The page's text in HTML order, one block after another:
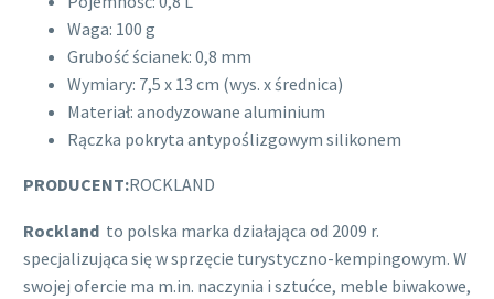
Waga: 100 g
Grubość ścianek: 0,8 mm
Wymiary: 7,5 x 13 cm (wys. x średnica)
Materiał: anodyzowane aluminium
Rączka pokryta antypoślizgowym silikonem
PRODUCENT:ROCKLAND
Rockland to polska marka działająca od 2009 r.
specjalizująca się w sprzęcie turystyczno-kempingowym. W
swojej ofercie ma m.in. naczynia i sztućce, meble biwakowe,